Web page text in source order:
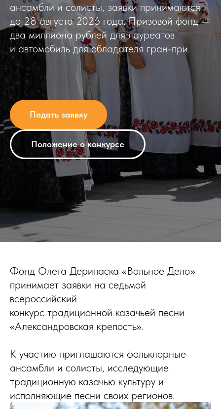
ансамбли и солисты, заявки принимаются
до 28 августа 2026 года. Призовой фонд —
два миллиона рублей для лауреатов
и автомобиль для обладателя гран-при.
Подать заявку
Положение о конкурсе
Фонд Олега Дерипаска «Вольное Дело»
принимает заявки на седьмой
всероссийский
конкурс традиционной казачьей песни
«Александровская крепость».
К участию приглашаются фольклорные
ансамбли и солисты, исследующие
традиционную казачью культуру и
исполняющие песни своих регионов.